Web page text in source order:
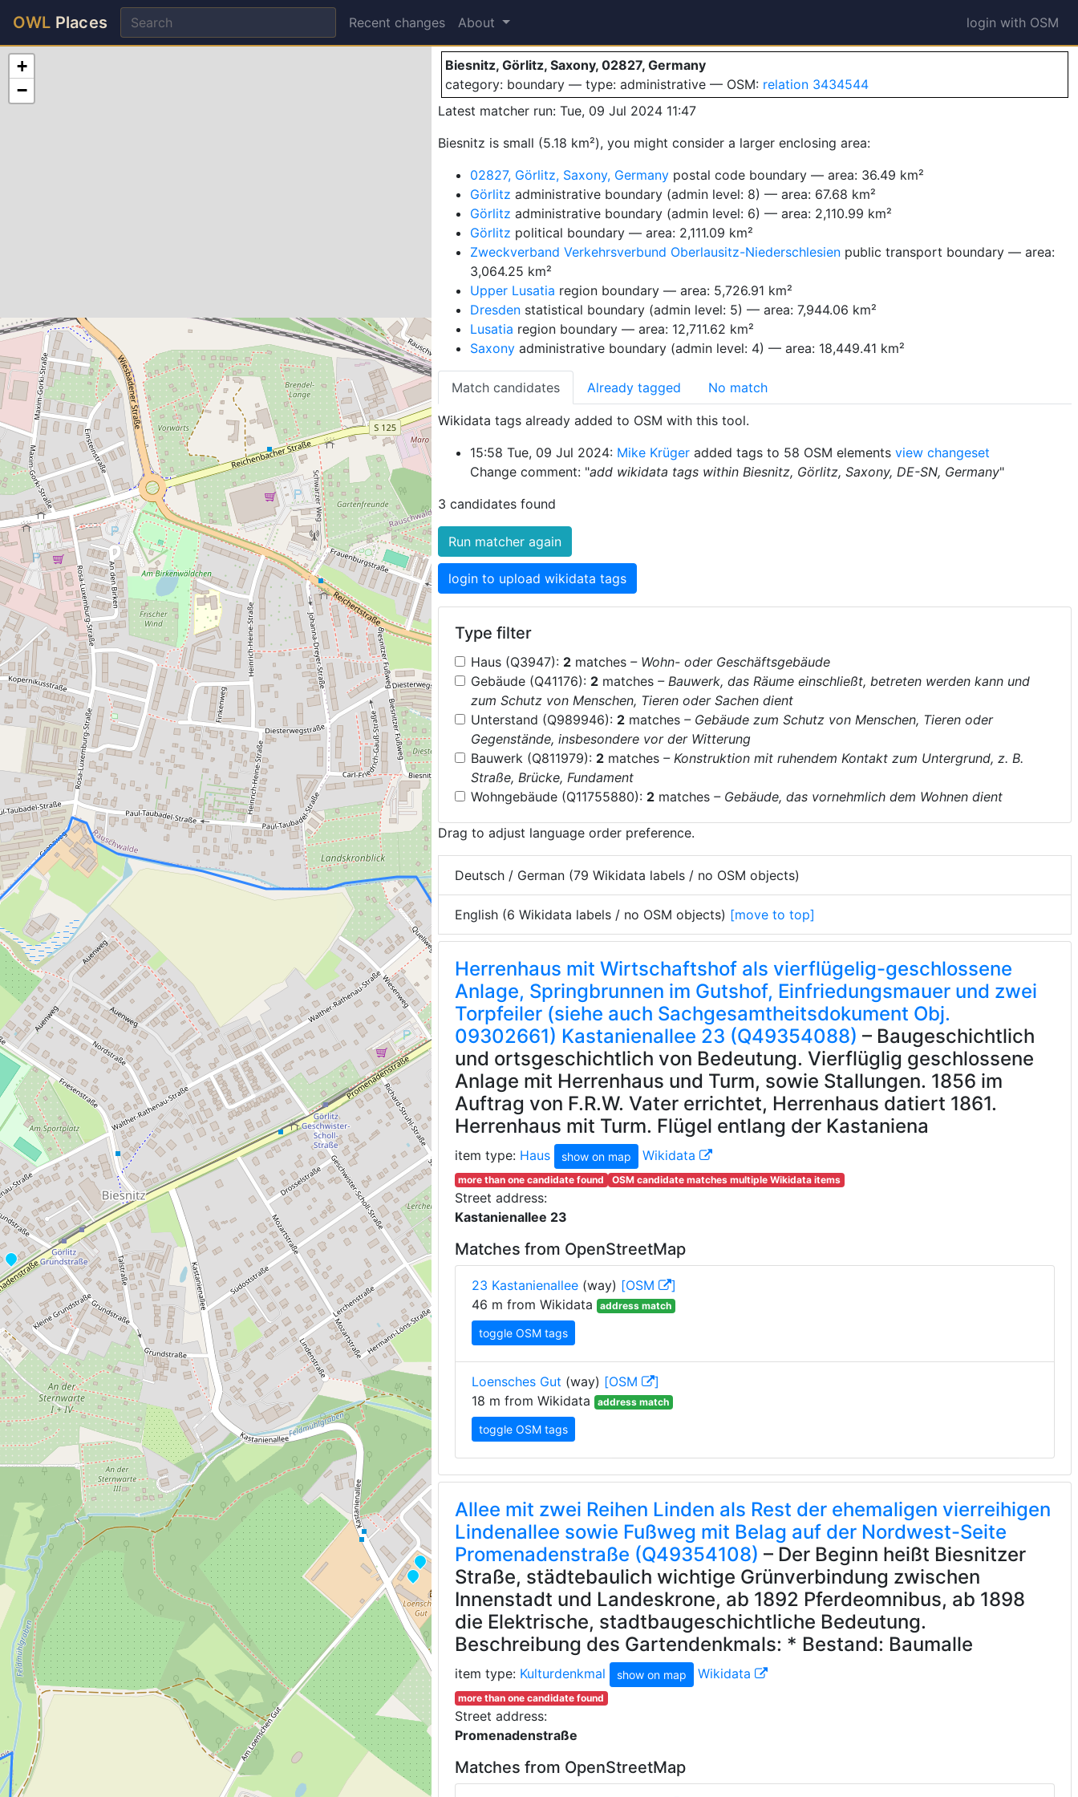
OWL Places Recent changes About login with OSM
Biesnitz
Biesnitz, Görlitz, Saxony, 02827, Germany
category: boundary — type: administrative — OSM: relation 3434544
Latest matcher run: Tue, 09 Jul 2024 11:47
Biesnitz is small (5.18 km²), you might consider a larger enclosing area:
02827, Görlitz, Saxony, Germanypostal code boundary — area: 36.49 km²
Görlitz administrative boundary (admin level: 8) — area: 67.68 km²
Görlitz administrative boundary (admin level: 6) — area: 2,110.99 km²
Görlitz political boundary — area: 2,111.09 km²
Zweckverband Verkehrsverbund Oberlausitz-Niederschlesienpublic transport boundary — area:
3,064.25 km²
Upper Lusatia region boundary — area: 5,726.91 km²
Dresdenstatistical boundary (admin level: 5) — area: 7,944.06 km²
Lusatia region boundary — area: 12,711.62 km²
Saxonyadministrative boundary (admin level: 4) — area: 18,449.41 km²
Match candidates Already tagged No match
Wikidata tags already added to OSM with this tool.
15:58 Tue, 09 Jul 2024: Mike Krügeradded tags to 58 OSM elements view changeset
Change comment: "add wikidata tags within Biesnitz, Görlitz, Saxony, DE-SN, Germany"
3 candidates found
Run matcher again
login to upload wikidata tags
Type filter
Haus (Q3947): 2matches – Wohn- oder Geschäftsgebäude
Gebäude (Q41176): 2matches – Bauwerk, das Räume einschließt, betreten werden kann und
zum Schutz von Menschen, Tieren oder Sachen dient
Unterstand (Q989946): 2matches – Gebäude zum Schutz von Menschen, Tieren oder
Gegenstände, insbesondere vor der Witterung
Bauwerk (Q811979): 2matches – Konstruktion mit ruhendem Kontakt zum Untergrund, z. B.
Straße, Brücke, Fundament
Wohngebäude (Q11755880): 2matches – Gebäude, das vornehmlich dem Wohnen dient
Drag to adjust language order preference.
Deutsch / German (79 Wikidata labels / no OSM objects)
English (6 Wikidata labels / no OSM objects) [move to top]
Herrenhaus mit Wirtschaftshof als vierflügelig-geschlossene
Anlage, Springbrunnen im Gutshof, Einfriedungsmauer und zwei
Torpfeiler (siehe auch Sachgesamtheitsdokument Obj.
09302661) Kastanienallee 23 (Q49354088) – Baugeschichtlich
und ortsgeschichtlich von Bedeutung. Vierflüglig geschlossene
Anlage mit Herrenhaus und Turm, sowie Stallungen. 1856 im
Auftrag von F.R.W. Vater errichtet, Herrenhaus datiert 1861.
Herrenhaus mit Turm. Flügel entlang der Kastaniena
item type: Haus show on map Wikidata
more than one candidate found OSM candidate matches multiple Wikidata items
Street address:
Kastanienallee 23
Matches from OpenStreetMap
23 Kastanienallee(way) [OSM
]
46 m from Wikidata
address match
toggle OSM tags
Loensches Gut (way) [OSM
]
18 m from Wikidata
address match
toggle OSM tags
Allee mit zwei Reihen Linden als Rest der ehemaligen vierreihigen
Lindenallee sowie Fußweg mit Belag auf der Nordwest-Seite
Promenadenstraße (Q49354108) – Der Beginn heißt Biesnitzer
Straße, städtebaulich wichtige Grünverbindung zwischen
Innenstadt und Landeskrone, ab 1892 Pferdeomnibus, ab 1898
die Elektrische, stadtbaugeschichtliche Bedeutung.
Beschreibung des Gartendenkmals: * Bestand: Baumalle
item type: Kulturdenkmal show on map Wikidata
more than one candidate found
Street address:
Promenadenstraße
Matches from OpenStreetMap
+
−